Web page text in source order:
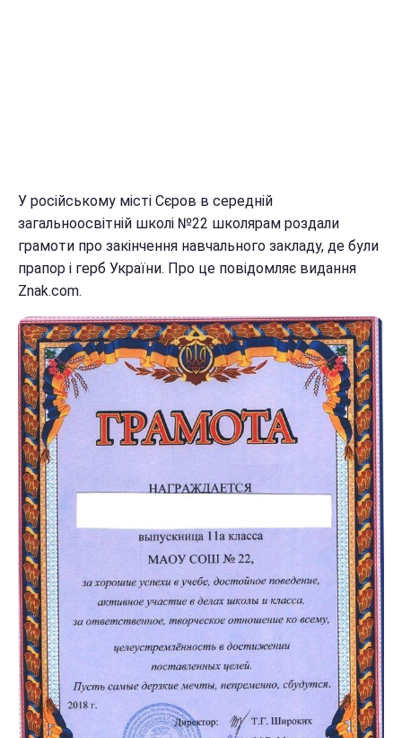
У російському місті Сєров в середній
загальноосвітній школі №22 школярам роздали
грамоти про закінчення навчального закладу, де були
прапор і герб України. Про це повідомляє видання
Znak.com.